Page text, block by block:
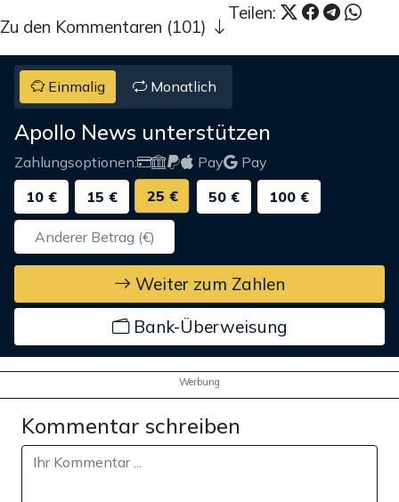
Teilen:
Zu den Kommentaren (101)
Einmalig Monatlich
Apollo News unterstützen
Zahlungsoptionen: Pay
Pay
10 €
15 € 25 € 50 € 100 €
Weiter zum Zahlen
Bank-Überweisung
Werbung
Kommentar schreiben